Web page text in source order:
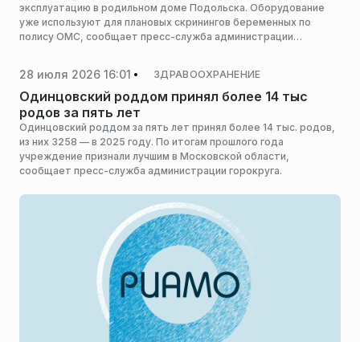
эксплуатацию в родильном доме Подольска. Оборудование
уже используют для плановых скринингов беременных по
полису ОМС, сообщает пресс-служба администрации
28 июля 2026 16:01 ЗДРАВООХРАНЕНИЕ
Одинцовский роддом принял более 14 тыс
родов за пять лет
Одинцовский роддом за пять лет принял более 14 тыс. родов,
из них 3258 — в 2025 году. По итогам прошлого года
учреждение признали лучшим в Московской области,
сообщает пресс-служба администрации горокруга.